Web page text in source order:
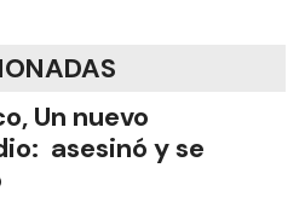
Un nuevo
asesinó y se